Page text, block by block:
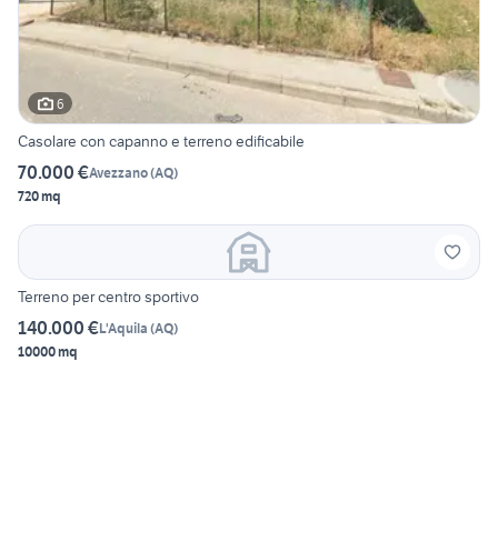
6
Casolare con capanno e terreno edificabile
70.000 €Avezzano(AQ)
720 mq
Terreno per centro sportivo
140.000 €L'Aquila (AQ)
10000 mq